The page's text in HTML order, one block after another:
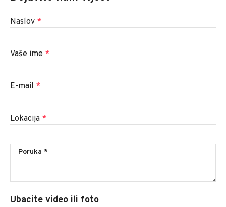
Naslov *
Vaše ime *
E-mail *
Lokacija *
Ubacite video ili foto